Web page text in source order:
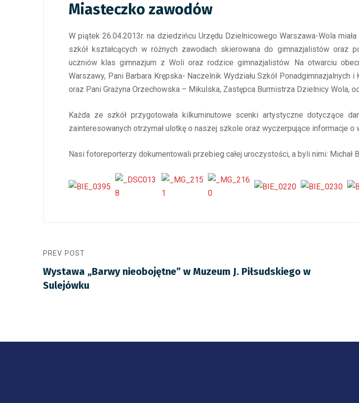
Miasteczko zawodów
W piątek 26.04.2013r. na dziedzińcu Urzędu Dzielnicowego Warszawa-Wola
szkół kształcących w różnych zawodach skierowana do gimnazjalistów oraz
uczniów klas gimnazjum z Woli oraz rodzice gimnazjalistów. Na otwarciu
Warszawy, Pani Barbara Krępska- Naczelnik Wydziału Szkół
oraz Pani Grażyna Orzechowska – Mikulska, Zastępca Burmistrza Dzielnicy Wola,
Każda ze szkół przygotowała kilkuminutowe scenki artystyczne dotyczące
zainteresowanych otrzymał ulotkę o naszej szkole oraz wyczerpujące informacje
Nasi fotoreporterzy dokumentowali przebieg całej uroczystości, a byli nimi: Michał
PREV POST
Wystawa „Barwy nieobojętne” w Muzeum J. Piłsudskiego w
Sulejówku